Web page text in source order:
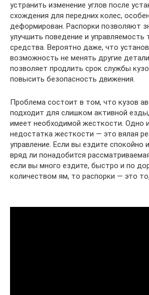
устранить изменение углов после
схождения для передних колес,
деформирован. Распорки позволяют
улучшить поведение и управляемость
средства. Вероятно даже, что
возможность не менять другие
позволяет продлить срок службы
повысить безопасность движения.
Проблема состоит в том, что кузов
подходит для слишком активной
имеет необходимой жесткости. Одно
недостатка жесткости — это вялая
управление. Если вы ездите спокойно
вряд ли понадобится
если вы много ездите, быстро и по
количеством ям, то распорки — это